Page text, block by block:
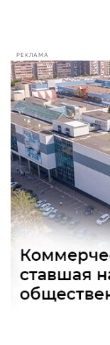
РЕКЛАМА